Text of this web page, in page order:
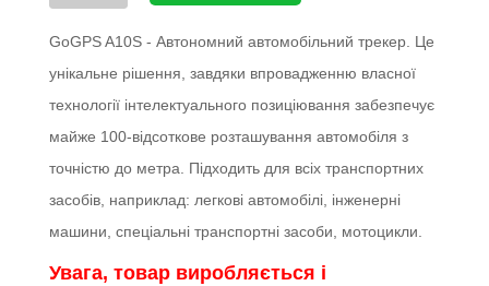
GoGPS A10S - Автономний автомобільний трекер. Це
унікальне рішення, завдяки впровадженню власної
технології інтелектуального позиціювання забезпечує
майже 100-відсоткове розташування автомобіля з
точністю до метра. Підходить для всіх транспортних
засобів, наприклад: легкові автомобілі, інженерні
машини, спеціальні транспортні засоби, мотоцикли.
Увага, товар виробляється і